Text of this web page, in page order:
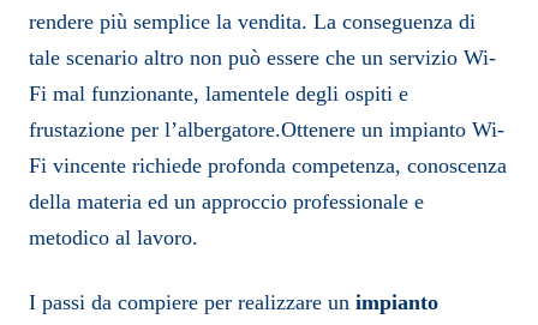
rendere più semplice la vendita. La conseguenza di
tale scenario altro non può essere che un servizio Wi-
Fi mal funzionante, lamentele degli ospiti e
frustazione per l’albergatore.Ottenere un impianto Wi-
Fi vincente richiede profonda competenza, conoscenza
della materia ed un approccio professionale e
metodico al lavoro.
I passi da compiere per realizzare un impianto